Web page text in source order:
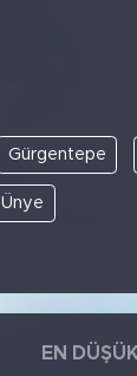
Gürgentepe
Ünye
EN